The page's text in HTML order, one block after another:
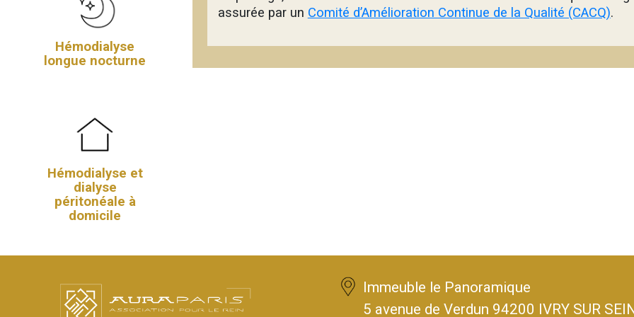
Hémodialyse
longue nocturne
Hémodialyse et
dialyse
péritonéale à
domicile
assurée par un Comité d’Amélioration Continue de la Qualité (CACQ).
Immeuble le Panoramique
5 avenue de Verdun 94200 IVRY SUR